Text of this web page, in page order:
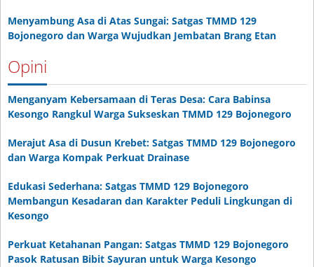
Menyambung Asa di Atas Sungai: Satgas TMMD 129
Bojonegoro dan Warga Wujudkan Jembatan Brang Etan
Opini
Menganyam Kebersamaan di Teras Desa: Cara Babinsa
Kesongo Rangkul Warga Sukseskan TMMD 129 Bojonegoro
Merajut Asa di Dusun Krebet: Satgas TMMD 129 Bojonegoro
dan Warga Kompak Perkuat Drainase
Edukasi Sederhana: Satgas TMMD 129 Bojonegoro
Membangun Kesadaran dan Karakter Peduli Lingkungan di
Kesongo
Perkuat Ketahanan Pangan: Satgas TMMD 129 Bojonegoro
Pasok Ratusan Bibit Sayuran untuk Warga Kesongo